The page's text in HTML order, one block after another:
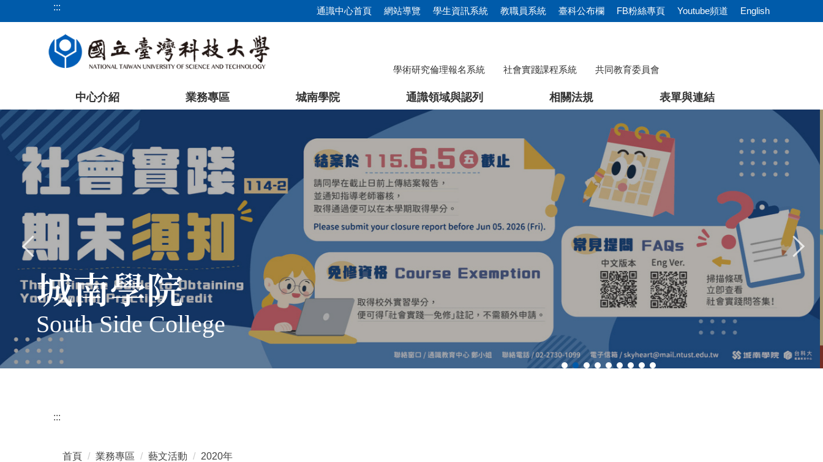
到
塊
::: 通識中心首頁 網站導覽 學生資訊系統 教職員系統 臺科公布欄 FB粉絲專頁 Youtube頻道 English
學術研究倫理報名系統 社會實踐課程系統 共同教育委員會
中心介紹 業務專區 城南學院 通識領域與認列 相關法規 表單與連結
城南學院
South Side College
:::
首頁 業務專區 藝文活動 2020年